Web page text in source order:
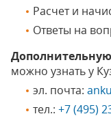
Расчет и
Ответы на
можно узнать у
эл. почта:
тел.: +7 (495)